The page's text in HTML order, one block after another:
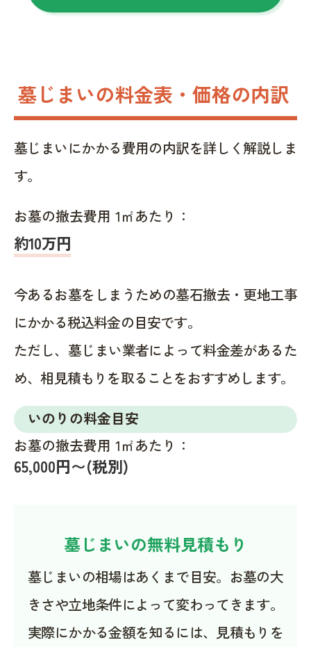
墓じまいの料金表・価格の内訳
墓じまいにかかる費用の内訳を詳しく解説しま
す。
お墓の撤去費用 1㎡あたり：
約10万円
今あるお墓をしまうための墓石撤去・更地工事
にかかる税込料金の目安です。
ただし、墓じまい業者によって料金差があるた
め、相見積もりを取ることをおすすめします。
いのりの料金目安
お墓の撤去費用 1㎡あたり：
65,000円〜(税別)
墓じまいの無料見積もり
墓じまいの相場はあくまで目安。お墓の大
きさや立地条件によって変わってきます。
実際にかかる金額を知るには、見積もりを